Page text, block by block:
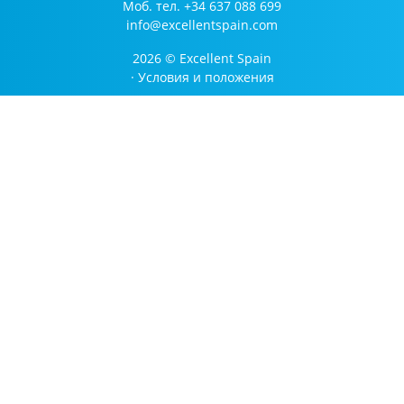
Моб. тел. +34 637 088 699
info@excellentspain.com
2026 © Excellent Spain
· Условия и положения